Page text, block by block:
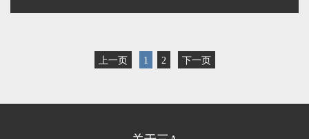
上一页 1 2 下一页